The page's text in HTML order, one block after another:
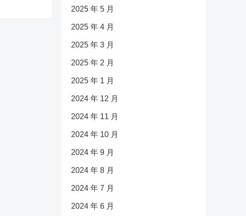
2025 年 5 月
2025 年 4 月
2025 年 3 月
2025 年 2 月
2025 年 1 月
2024 年 12 月
2024 年 11 月
2024 年 10 月
2024 年 9 月
2024 年 8 月
2024 年 7 月
2024 年 6 月